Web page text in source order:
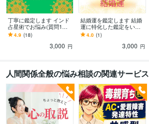
丁寧に鑑定します インド
占星術でお悩み(質問1つ)
の改善法と宿命を鑑定し
ます。
4.9 (18)
3,000 円
結婚運を鑑定します 結婚
運に特化した鑑定をいた
します
4.0 (1)
3,000 円
人間関係全般の悩み相談の関連サービス